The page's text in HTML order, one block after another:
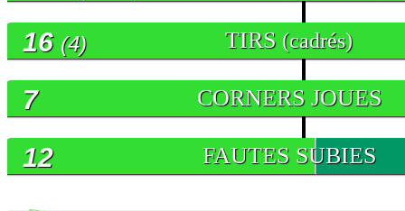
TIRS (cadrés)
16 (4)
CORNERS JOUES
7
FAUTES SUBIES
12